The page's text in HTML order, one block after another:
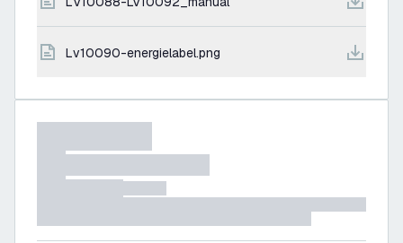
lv10090-energielabel.png